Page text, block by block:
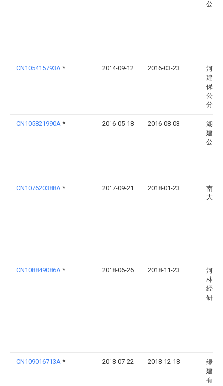
公司
CN105415793A * 2014-09-12 2016-03-23
河南
建筑
保温
公司
分公
CN105821990A * 2016-05-18 2016-08-03
湖州
建设
公司
CN107620388A * 2017-09-21 2018-01-23
南京
大学
CN108849086A * 2018-06-26 2018-11-23
河北
林科
经济
研究
CN109016713A * 2018-07-22 2018-12-18
绿山
建设
有限